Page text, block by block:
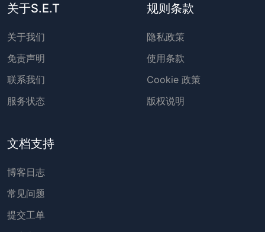
关于S.E.T
关于我们
免责声明
联系我们
服务状态
规则条款
隐私政策
使用条款
Cookie 政策
版权说明
文档支持
博客日志
常见问题
提交工单